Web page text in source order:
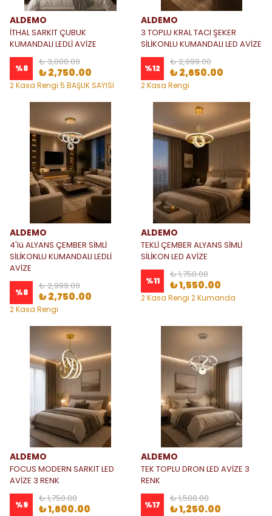
ALDEMO
İTHAL SARKIT ÇUBUK
KUMANDALI LEDLİ AVİZE
%8
₺ 3,000.00
₺ 2,750.00
2 Kasa Rengi 5 BAŞLIK SAYISI
ALDEMO
3 TOPLU KRAL TACI ŞEKER
SİLİKONLU KUMANDALI LED AVİZE
%12
₺ 2,999.00
₺ 2,650.00
2 Kasa Rengi
ALDEMO
4'lü ALYANS ÇEMBER SİMLİ
SİLİKONLU KUMANDALI LEDLİ
AVİZE
%8
₺ 2,999.00
₺ 2,750.00
2 Kasa Rengi
ALDEMO
TEKLİ ÇEMBER ALYANS SİMLİ
SİLİKON LED AVİZE
%11
₺ 1,750.00
₺ 1,550.00
2 Kasa Rengi 2 Kumanda
ALDEMO
FOCUS MODERN SARKIT LED
AVİZE 3 RENK
%9
₺ 1,750.00
₺ 1,600.00
ALDEMO
TEK TOPLU DRON LED AVİZE 3
RENK
%17
₺ 1,500.00
₺ 1,250.00